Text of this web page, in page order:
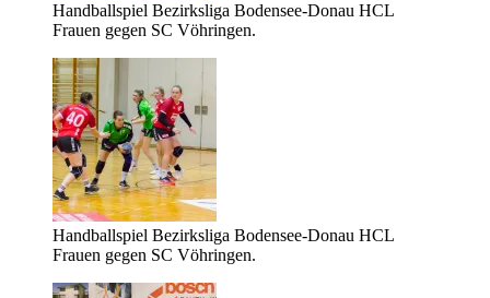
Handballspiel Bezirksliga Bodensee-Donau HCL
Frauen gegen SC Vöhringen.
Handballspiel Bezirksliga Bodensee-Donau HCL
Frauen gegen SC Vöhringen.